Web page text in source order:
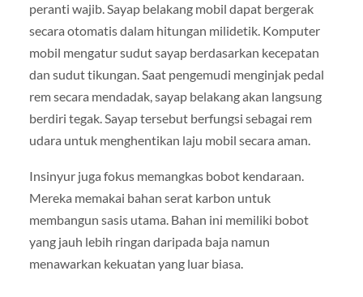
peranti wajib. Sayap belakang mobil dapat bergerak
secara otomatis dalam hitungan milidetik. Komputer
mobil mengatur sudut sayap berdasarkan kecepatan
dan sudut tikungan. Saat pengemudi menginjak pedal
rem secara mendadak, sayap belakang akan langsung
berdiri tegak. Sayap tersebut berfungsi sebagai rem
udara untuk menghentikan laju mobil secara aman.
Insinyur juga fokus memangkas bobot kendaraan.
Mereka memakai bahan serat karbon untuk
membangun sasis utama. Bahan ini memiliki bobot
yang jauh lebih ringan daripada baja namun
menawarkan kekuatan yang luar biasa.